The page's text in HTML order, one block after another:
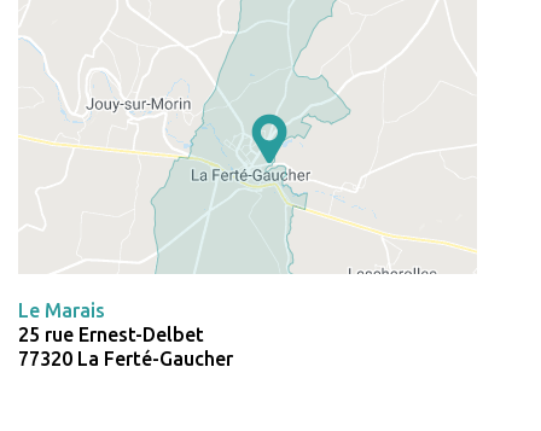
Le Marais
25 rue Ernest-Delbet
77320 La Ferté-Gaucher